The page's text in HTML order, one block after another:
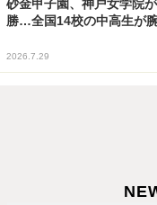
砂金甲子園、神戸女学院
勝…全国14校の中高生が
2026.7.29